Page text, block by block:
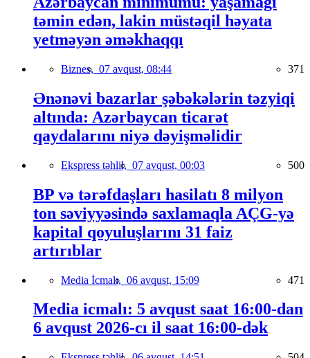
təmin edən, lakin müstəqil həyata
yetməyən əməkhaqqı
Biznes, 07 avqust, 08:44 371
Ənənəvi bazarlar şəbəkələrin təzyiqi
altında: Azərbaycan ticarət
qaydalarını niyə dəyişməlidir
Ekspress təhlil, 07 avqust, 00:03 500
BP və tərəfdaşları hasilatı 8 milyon
ton səviyyəsində saxlamaqla AÇG-yə
kapital qoyuluşlarını 31 faiz
artırıblar
Media İcmalı, 06 avqust, 15:09 471
Media icmalı: 5 avqust saat 16:00-dan
6 avqust 2026-cı il saat 16:00-dək